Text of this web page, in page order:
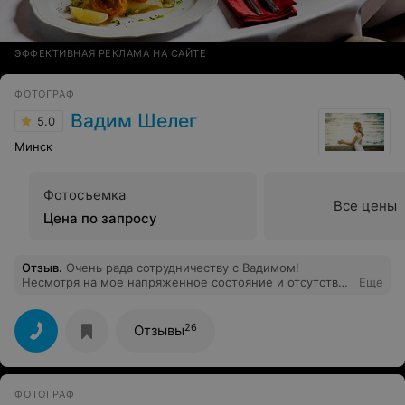
ЭФФЕКТИВНАЯ РЕКЛАМА НА САЙТЕ
ФОТОГРАФ
5.0 Вадим Шелег
Минск
Фотосъемка
Цена по запросу
Все цены
Отзыв. Очень рада сотрудничеству с Вадимом!
Несмотря на мое напряженное состояние и отсутствие
сделал крутые фотографии! При этом словил разные
эмоции, разные состояния. Подсказывал лучшее
положение рук, ног, головы. Постоянно следил за всей
картинкой. В итоге: отличные фотографии, прекрасное
настроение и большая признательность Вадиму за
Еще
Отзывы26
ФОТОГРАФ